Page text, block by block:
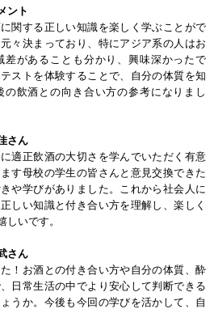
ント
関する正しい知識を楽しく学ぶことがで
々決まっており、特にアジア系の人はお
があることも分かり、興味深かったで
ストを体験することで、自分の体質を知
飲酒との向き合い方の参考になりまし
さん
適正飲酒の大切さを学んでいただく有意
す母校の学生の皆さんと意見交換できた
や学びがありました。これから社会人に
しい知識と付き合い方を理解し、楽しく
しいです。
さん
！お酒との付き合い方や自分の体質、酔
日常生活の中でより安心して判断できる
うか。今後も今回の学びを活かして、自